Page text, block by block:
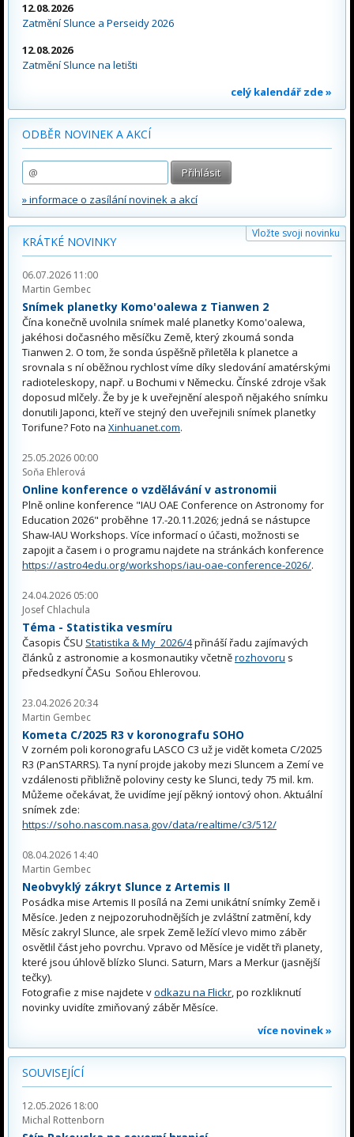
12.08.2026
Zatmění Slunce a Perseidy 2026
12.08.2026
Zatmění Slunce na letišti
celý kalendář zde »
ODBĚR NOVINEK A AKCÍ
» informace o zasílání novinek a akcí
Vložte svoji novinku
KRÁTKÉ NOVINKY
06.07.2026 11:00
Martin Gembec
Snímek planetky Komo'oalewa z Tianwen 2
Čína konečně uvolnila snímek malé planetky Komo'oalewa,
jakéhosi dočasného měsíčku Země, který zkoumá sonda
Tianwen 2. O tom, že sonda úspěšně přiletěla k planetce a
srovnala s ní oběžnou rychlost víme díky sledování amatérskými
radioteleskopy, např. u Bochumi v Německu. Čínské zdroje však
doposud mlčely. Že by je k uveřejnění alespoň nějakého snímku
donutili Japonci, kteří ve stejný den uveřejnili snímek planetky
Torifune? Foto na Xinhuanet.com.
25.05.2026 00:00
Soňa Ehlerová
Online konference o vzdělávání v astronomii
Plně online konference "IAU OAE Conference on Astronomy for
Education 2026" proběhne 17.-20.11.2026; jedná se nástupce
Shaw-IAU Workshops. Více informací o účasti, možnosti se
zapojit a časem i o programu najdete na stránkách konference
https://astro4edu.org/workshops/iau-oae-conference-2026/.
24.04.2026 05:00
Josef Chlachula
Téma - Statistika vesmíru
Časopis ČSU Statistika & My 2026/4přináší řadu zajímavých
článků z astronomie a kosmonautiky včetněrozhovoru s
předsedkyní ČASu Soňou Ehlerovou.
23.04.2026 20:34
Martin Gembec
Kometa C/2025 R3 v koronografu SOHO
V zorném poli koronografu LASCO C3 už je vidět kometa C/2025
R3 (PanSTARRS). Ta nyní projde jakoby mezi Sluncem a Zemí ve
vzdálenosti přibližně poloviny cesty ke Slunci, tedy 75 mil. km.
Můžeme očekávat, že uvidíme její pěkný iontový ohon. Aktuální
snímek zde:
https://soho.nascom.nasa.gov/data/realtime/c3/512/
08.04.2026 14:40
Martin Gembec
Neobvyklý zákryt Slunce z Artemis II
Posádka mise Artemis II posílá na Zemi unikátní snímky Země i
Měsíce. Jeden z nejpozoruhodnějších je zvláštní zatmění, kdy
Měsíc zakryl Slunce, ale srpek Země ležící vlevo mimo záběr
osvětlil část jeho povrchu. Vpravo od Měsíce je vidět tři planety,
které jsou úhlově blízko Slunci. Saturn, Mars a Merkur (jasnější
tečky).
Fotografie z mise najdete vodkazu na Flickr, po rozkliknutí
novinky uvidíte zmiňovaný záběr Měsíce.
více novinek »
SOUVISEJÍCÍ
12.05.2026 18:00
Michal Rottenborn